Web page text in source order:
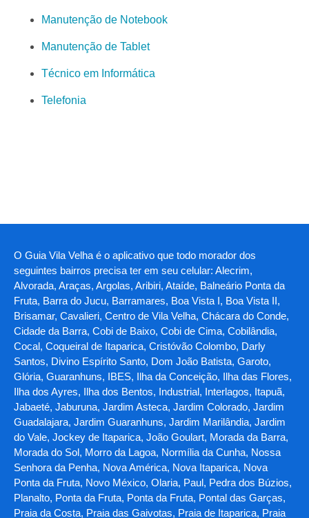
Manutenção de Notebook
Manutenção de Tablet
Técnico em Informática
Telefonia
O Guia Vila Velha é o aplicativo que todo morador dos
seguintes bairros precisa ter em seu celular: Alecrim,
Alvorada, Araças, Argolas, Aribiri, Ataíde, Balneário Ponta da
Fruta, Barra do Jucu, Barramares, Boa Vista I, Boa Vista II,
Brisamar, Cavalieri, Centro de Vila Velha, Chácara do Conde,
Cidade da Barra, Cobi de Baixo, Cobi de Cima, Cobilândia,
Cocal, Coqueiral de Itaparica, Cristóvão Colombo, Darly
Santos, Divino Espírito Santo, Dom João Batista, Garoto,
Glória, Guaranhuns, IBES, Ilha da Conceição, Ilha das Flores,
Ilha dos Ayres, Ilha dos Bentos, Industrial, Interlagos, Itapuã,
Jabaeté, Jaburuna, Jardim Asteca, Jardim Colorado, Jardim
Guadalajara, Jardim Guaranhuns, Jardim Marilândia, Jardim
do Vale, Jockey de Itaparica, João Goulart, Morada da Barra,
Morada do Sol, Morro da Lagoa, Normília da Cunha, Nossa
Senhora da Penha, Nova América, Nova Itaparica, Nova
Ponta da Fruta, Novo México, Olaria, Paul, Pedra dos Búzios,
Planalto, Ponta da Fruta, Ponta da Fruta, Pontal das Garças,
Praia da Costa, Praia das Gaivotas, Praia de Itaparica, Praia